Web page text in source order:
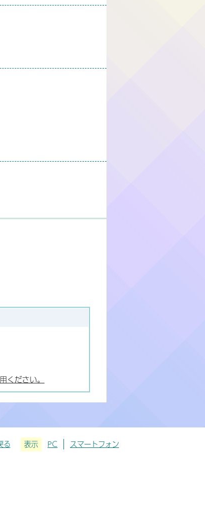
ください。
る 表示 PC スマートフォン